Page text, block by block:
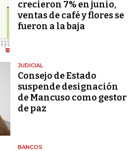
crecieron 7% en junio,
ventas de café y flores se
fueron a la baja
JUDICIAL
Consejo de Estado
suspende designación
de Mancuso como gestor
de paz
BANCOS